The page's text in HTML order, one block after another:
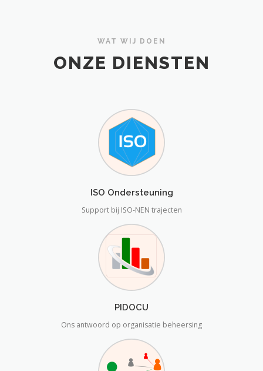
WAT WIJ DOEN
ONZE DIENSTEN
ISO Ondersteuning
Support bij ISO-NEN trajecten
PIDOCU
Ons antwoord op organisatie beheersing